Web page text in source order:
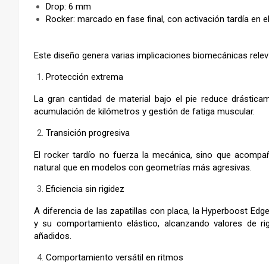
Drop: 6 mm
Rocker: marcado en fase final, con activación tardía en
Este diseño genera varias implicaciones biomecánicas
Protección extrema
La gran cantidad de material bajo el pie reduce
acumulación de kilómetros y gestión de fatiga muscular.
Transición progresiva
El rocker tardío no fuerza la mecánica, sino que
natural que en modelos con geometrías más agresivas.
Eficiencia sin rigidez
A diferencia de las zapatillas con placa, la Hyperboost
y su comportamiento elástico, alcanzando valores de
añadidos.
Comportamiento versátil en ritmos